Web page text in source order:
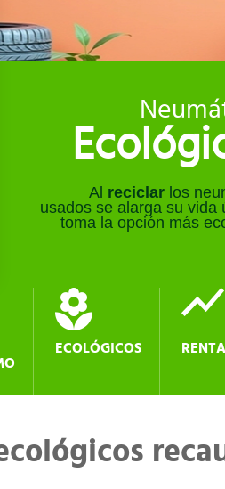
Al reciclar los
usados se alarga su vida
toma la opción más
ECOLÓGICOS